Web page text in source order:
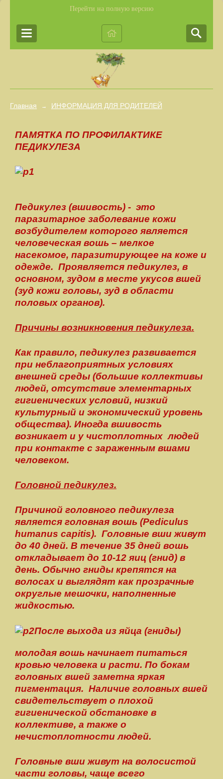
Перейти на полную версию
Главная → ИНФОРМАЦИЯ ДЛЯ РОДИТЕЛЕЙ
ПАМЯТКА ПО ПРОФИЛАКТИКЕ
ПЕДИКУЛЕЗА
Педикулез (вшивость) - это
паразитарное заболевание кожи
возбудителем которого является
человеческая вошь – мелкое
насекомое, паразитирующее на коже и
одежде. Проявляется педикулез, в
основном, зудом в месте укусов вшей
(зуд кожи головы, зуд в области
половых органов).
Причины возникновения педикулеза.
Как правило, педикулез развивается
при неблагоприятных условиях
внешней среды (большие коллективы
людей, отсутствие элементарных
гигиенических условий, низкий
культурный и экономический уровень
общества). Иногда вшивость
возникает и у чистоплотных людей
при контакте с зараженным вшами
человеком.
Головной педикулез.
Причиной головного педикулеза
является головная вошь (Pediculus
humanus capitis). Головные вши живут
до 40 дней. В течение 35 дней вошь
откладывает до 10-12 яиц (гнид) в
день. Обычно гниды крепятся на
волосах и выглядят как прозрачные
округлые мешочки, наполненные
жидкостью.
После выхода из яйца (гниды)
молодая вошь начинает питаться
кровью человека и расти. По бокам
головных вшей заметна яркая
пигментация. Наличие головных вшей
свидетельствует о плохой
гигиенической обстановке в
коллективе, а также о
нечистоплотности людей.
Головные вши живут на волосистой
части головы, чаще всего